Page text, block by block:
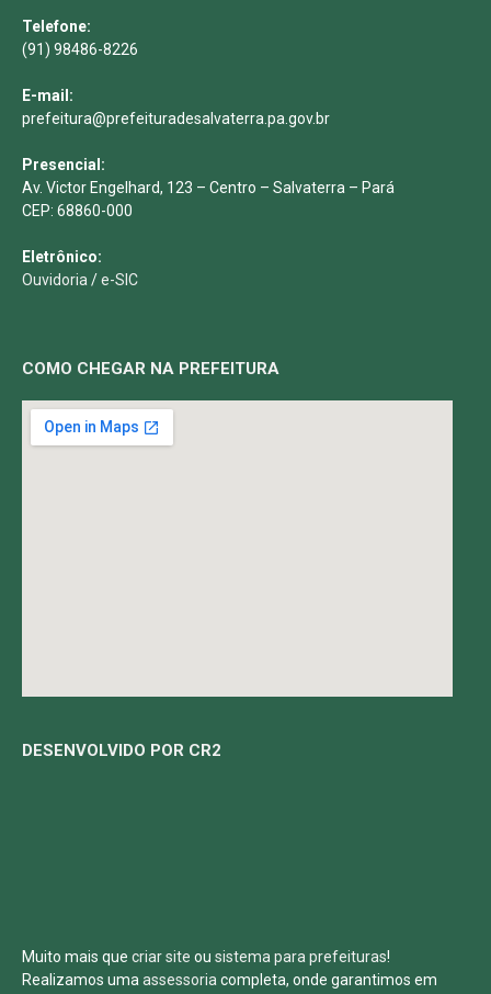
Telefone:
(91) 98486-8226
E-mail:
prefeitura@prefeituradesalvaterra.pa.gov.br
Presencial:
Av. Victor Engelhard, 123 – Centro – Salvaterra – Pará
CEP: 68860-000
Eletrônico:
Ouvidoria /e-SIC
COMO CHEGAR NA PREFEITURA
DESENVOLVIDO POR CR2
Muito mais que criar site ou sistema para prefeituras!
Realizamos uma assessoria completa, onde garantimos em